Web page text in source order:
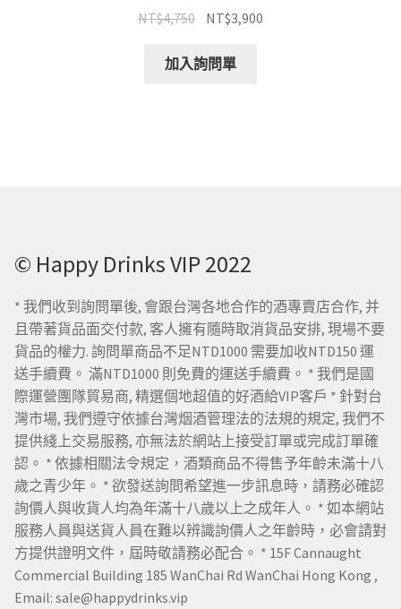
NT$4,750 NT$3,900
加入詢問單
© Happy Drinks VIP 2022
* 我們收到詢問單後, 會跟台灣各地合作的酒專賣店合作, 并
且帶著貨品面交付款, 客人擁有隨時取消貨品安排, 現場不要
貨品的權力. 詢問單商品不足NTD1000 需要加收NTD150 運
送手續費。 滿NTD1000 則免費的運送手續費。 * 我們是國
際運營團隊貿易商, 精選個地超值的好酒給VIP客戶 * 針對台
灣市場, 我們遵守依據台灣烟酒管理法的法規的規定, 我們不
提供綫上交易服務, 亦無法於網站上接受訂單或完成訂單確
認。 * 依據相關法令規定，酒類商品不得售予年齡未滿十八
歲之青少年。 * 欲發送詢問希望進一步訊息時，請務必確認
詢價人與收貨人均為年滿十八歲以上之成年人。 * 如本網站
服務人員與送貨人員在難以辨識詢價人之年齡時，必會請對
方提供證明文件，屆時敬請務必配合。 * 15F Cannaught
Commercial Building 185 WanChai Rd WanChai Hong Kong ,
Email: sale@happydrinks.vip